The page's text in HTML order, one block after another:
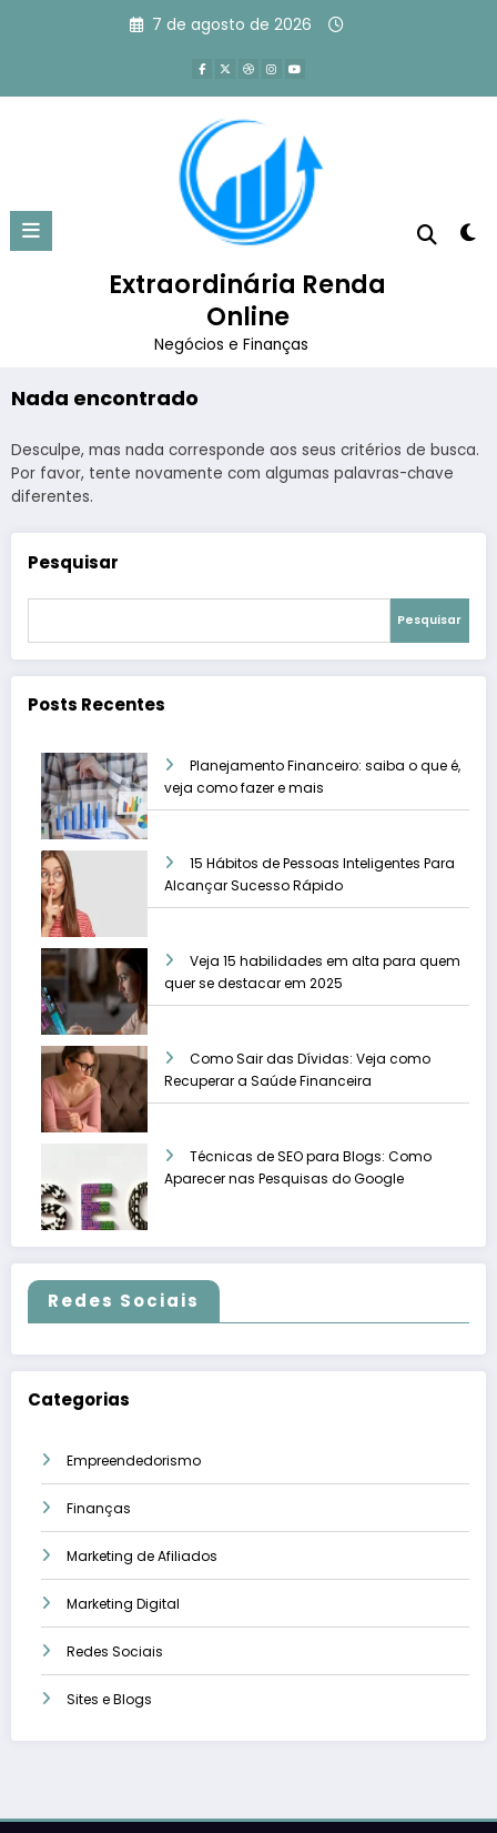
7 de agosto de 2026
Extraordinária Renda
Online
Negócios e Finanças
Tag: iniciante no marketing
digital
Página inicial iniciante no marketing digital
Nada encontrado
Desculpe, mas nada corresponde aos seus critérios de busca.
Por favor, tente novamente com algumas palavras-chave
diferentes.
Pesquisar
Pesquisar
Posts Recentes
Planejamento Financeiro: saiba o que é,
veja como fazer e mais
15 Hábitos de Pessoas Inteligentes Para
Alcançar Sucesso Rápido
Veja 15 habilidades em alta para quem
quer se destacar em 2025
Como Sair das Dívidas: Veja como
Recuperar a Saúde Financeira
Técnicas de SEO para Blogs: Como
Aparecer nas Pesquisas do Google
Redes Sociais
Categorias
Empreendedorismo
Finanças
Marketing de Afiliados
Marketing Digital
Redes Sociais
Sites e Blogs